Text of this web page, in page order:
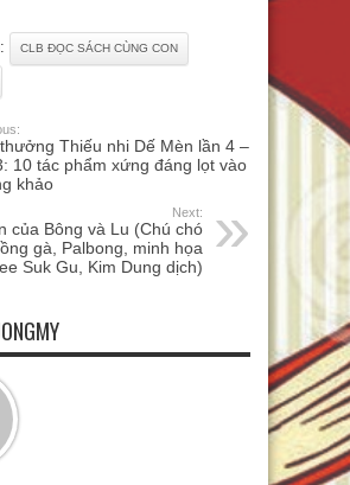
CLB ĐỌC SÁCH CÙNG CON
Thiếu nhi Dế Mèn lần 4 –
10 tác phẩm xứng đáng lọt vào
khảo
Next:
của Bông và Lu (Chú chó
gà, Palbong, minh họa
Suk Gu, Kim Dung dịch)